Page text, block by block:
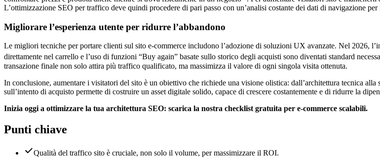
L’ottimizzazione SEO per traffico deve quindi procedere di pari passo con un’analisi costante dei dati di navigazione
Migliorare l’esperienza utente per ridurre l’abbandono
Le migliori tecniche per portare clienti sul sito e-commerce includono l’adozione di soluzioni UX avanzate. Nel 2026,
direttamente nel carrello e l’uso di funzioni “Buy again” basate sullo storico degli acquisti sono diventati standard
transazione finale non solo attira più traffico qualificato, ma massimizza il valore di ogni singola visita ottenuta.
In conclusione, aumentare i visitatori del sito è un obiettivo che richiede una visione olistica: dall’architettura tecnica
sull’intento di acquisto permette di costruire un asset digitale solido, capace di crescere costantemente e di ridurre la
Inizia oggi a ottimizzare la tua architettura SEO: scarica la nostra checklist gratuita per e-commerce scalabili.
Punti chiave
Qualità del traffico sito è cruciale, non solo il volume, per massimizzare il ROI.